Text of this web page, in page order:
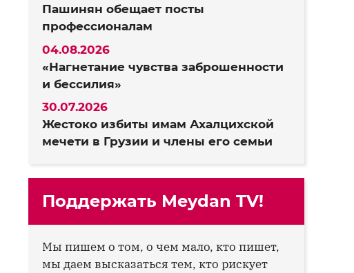
Пашинян обещает посты
профессионалам
«Нагнетание чувства заброшенности
и бессилия»
04.08.2026
Жестоко избиты имам Ахалцихской
мечети в Грузии и члены его семьи
30.07.2026
Поддержать Meydan TV!
Мы пишем о том, о чем мало, кто пишет,
мы даем высказаться тем, кто рискует